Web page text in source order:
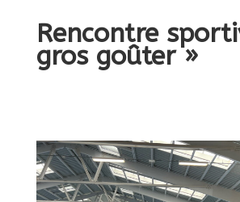
Rencontre
gros goûter »